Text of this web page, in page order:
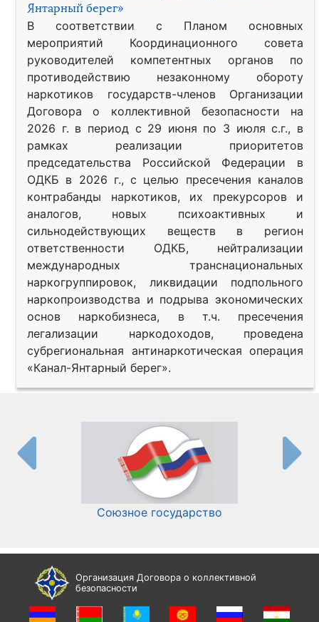
Янтарный берег»
В соответствии с Планом основных
мероприятий Координационного совета
руководителей компетентных органов по
противодействию незаконному обороту
наркотиков государств-членов Организации
Договора о коллективной безопасности на
2026 г. в период с 29 июня по 3 июля с.г., в
рамках реализации приоритетов
председательства Российской Федерации в
ОДКБ в 2026 г., с целью пресечения каналов
контрабанды наркотиков, их прекурсоров и
аналогов, новых психоактивных и
сильнодействующих веществ в регион
ответственности ОДКБ, нейтрализации
международных транснациональных
наркогруппировок, ликвидации подпольного
наркопроизводства и подрыва экономических
основ наркобизнеса, в т.ч. пресечения
легализации наркодоходов, проведена
субрегиональная антинаркотическая операция
«Канал-Янтарный берег».
Союзное государство
Организация Договора о коллективной
безопасности